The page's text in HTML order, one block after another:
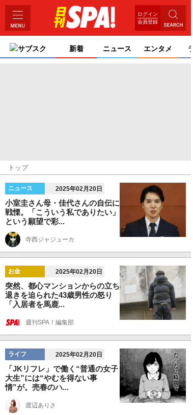
ログイン
会員登録
サブスク 新着 ニュース エンタメ
トップ
ニュース 2025年02月20日
小室圭さん母・佳代さんの自伝に
戦慄。「こういう私でありたい」
という願望で彩...
寺西ジャジューカ
お金 2025年02月20日
突然、都心マンションからの立ち
退きを迫られた43歳男性の怒り
「入居者を馬鹿...
週刊SPA！編集部
ライフ 2025年02月20日
「JKリフレ」で働く“普通の女子
大生”には“やむを得ない事
情”が。売春のハ...
渡辺ありさ